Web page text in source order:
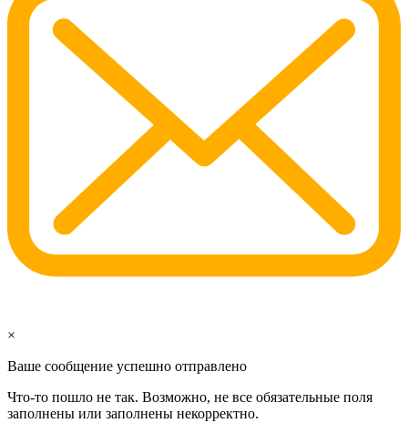
×
Ваше сообщение успешно отправлено
Что-то пошло не так. Возможно, не все обязательные поля
заполнены или заполнены некорректно.